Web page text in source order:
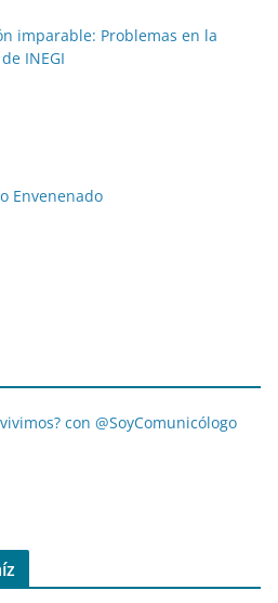
imparable: Problemas en la
INEGI
Envenenado
con @SoyComunicólogo